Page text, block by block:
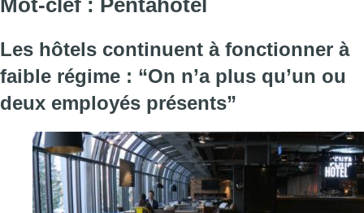
Mot-clef : Pentahotel
Les hôtels continuent à fonctionner à
faible régime : “On n’a plus qu’un ou
deux employés présents”